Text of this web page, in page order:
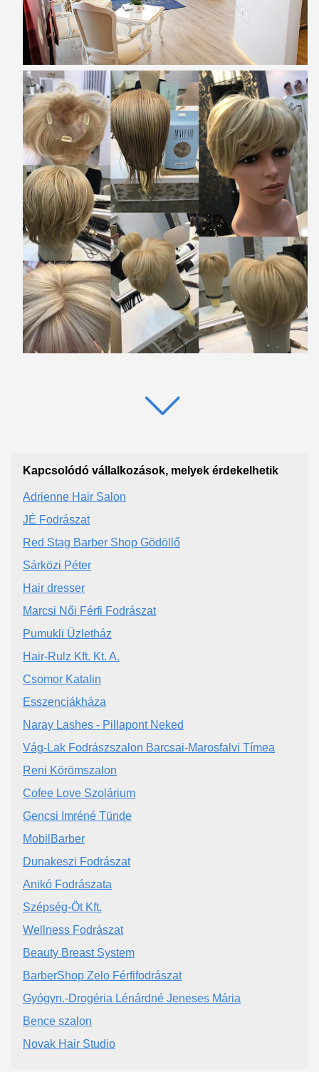
Kapcsolódó vállalkozások, melyek érdekelhetik
Adrienne Hair Salon
JÉ Fodrászat
Red Stag Barber Shop Gödöllő
Sárközi Péter
Hair dresser
Marcsi Női Férfi Fodrászat
Pumukli Üzletház
Hair-Rulz Kft. Kt. A.
Csomor Katalin
Esszenciákháza
Naray Lashes - Pillapont Neked
Vág-Lak Fodrászszalon Barcsai-Marosfalvi Tímea
Reni Körömszalon
Cofee Love Szolárium
Gencsi Imréné Tünde
MobilBarber
Dunakeszi Fodrászat
Anikó Fodrászata
Szépség-Öt Kft.
Wellness Fodrászat
Beauty Breast System
BarberShop Zelo Férfifodrászat
Gyógyn.-Drogéria Lénárdné Jeneses Mária
Bence szalon
Novak Hair Studio